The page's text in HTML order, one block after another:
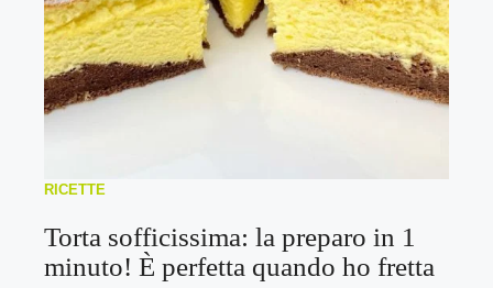
RICETTE
Torta sofficissima: la preparo in 1
minuto! È perfetta quando ho fretta